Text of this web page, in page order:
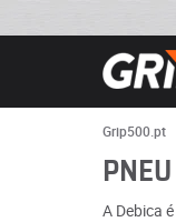
Grip500.pt
A Debica